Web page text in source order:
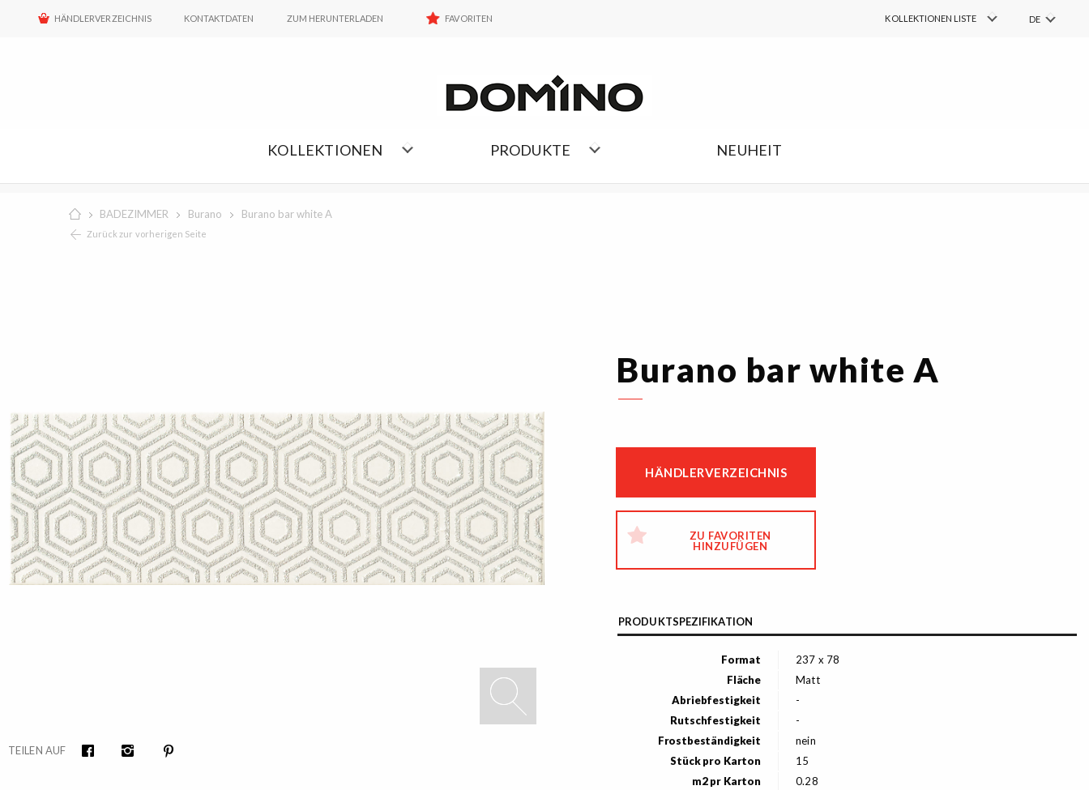
HÄNDLERVERZEICHNIS KONTAKTDATEN ZUM HERUNTERLADEN FAVORITEN KOLLEKTIONEN LISTE
DE
KOLLEKTIONEN PRODUKTE NEUHEIT
BADEZIMMER Burano Burano bar white A
Zurück zur vorherigen Seite
TEILEN AUF Facebook Instagram
Burano bar white A
HÄNDLERVERZEICHNIS
ZU FAVORITEN
HINZUFÜGEN
PRODUKTSPEZIFIKATION
Format
237 x 78
Fläche
Matt
Abriebfestigkeit
-
Rutschfestigkeit
-
Frostbeständigkeit
nein
Stück pro Karton
15
m2 pr Karton
0.28